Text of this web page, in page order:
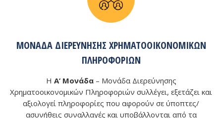
ΜΟΝΆΔΑ ΔΙΕΡΕΎΝΗΣΗΣ ΧΡΗΜΑΤΟΟΙΚΟΝΟΜΙΚΏΝ
ΠΛΗΡΟΦΟΡΙΏΝ
Η Α’ Μονάδα– Μονάδα Διερεύνησης
Χρηματοοικονομικών Πληροφοριών συλλέγει, εξετάζει και
αξιολογεί πληροφορίες που αφορούν σε ύποπτες/
ασυνήθεις συναλλαγές και υποβάλλονται από τα